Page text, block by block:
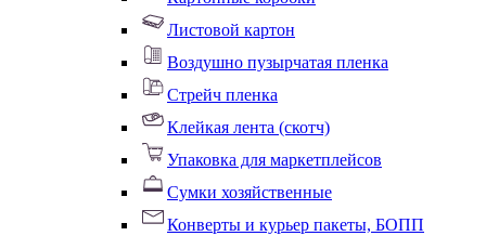
Листовой картон
Воздушно пузырчатая пленка
Стрейч пленка
Клейкая лента (скотч)
Упаковка для маркетплейсов
Сумки хозяйственные
Конверты и курьер пакеты, БОПП